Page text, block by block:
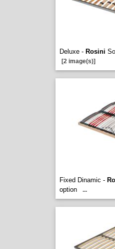
Deluxe - Rosini
[2 image(s)]
Fixed Dinamic -
option
...